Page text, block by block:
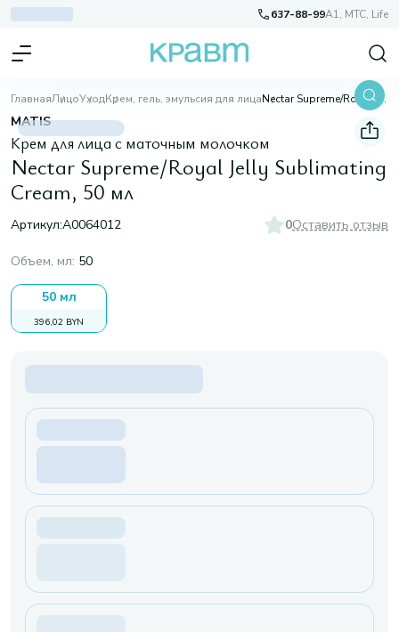
637-88-99A1, МТС, Life
ГлавнаяЛицоУходКрем, гель, эмульсия для лица Nectar Supreme/Royal Jelly Sublimating Cream, 50 мл
MATIS
Крем для лица с маточным молочком
Nectar Supreme/Royal Jelly Sublimating
Cream, 50 мл
Артикул:A0064012 0Оставить отзыв
Объем, мл: 50
50 мл
396,02 BYN